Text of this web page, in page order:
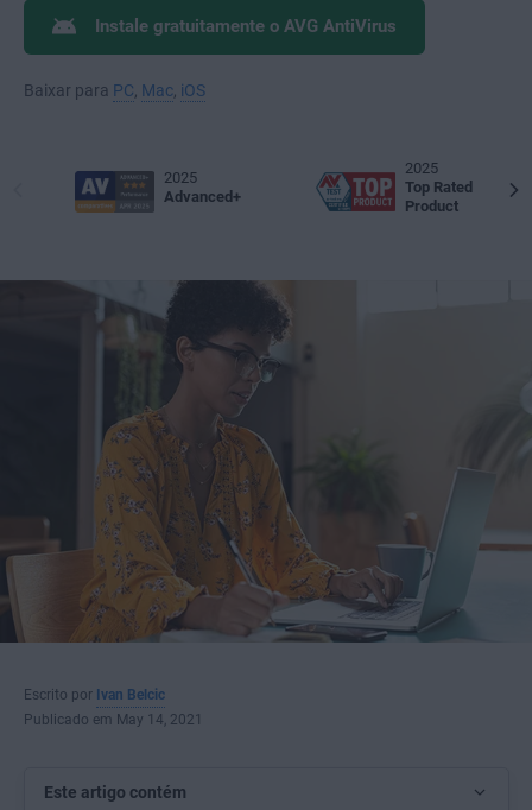
Instale gratuitamente o AVG AntiVirus
Baixar para PC Mac iOS
2025
Advanced+
2025
Top Rated
Product
Escrito por Ivan Belcic
Publicado em May 14, 2021
Este artigo contém